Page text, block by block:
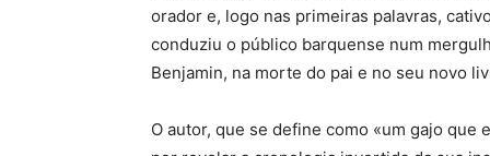
orador e, logo nas primeiras palavras,
conduziu o público barquense num
Benjamin, na morte do pai e no seu novo
O autor, que se define como «um gajo que